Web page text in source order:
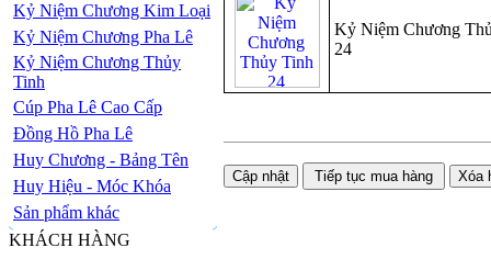
Kỷ Niệm Chương Kim Loại
Kỷ Niệm Chương Pha Lê
Kỷ Niệm Chương Thủy
Tinh
Cúp Pha Lê Cao Cấp
Đồng Hồ Pha Lê
Huy Chương - Bảng Tên
Huy Hiệu - Móc Khóa
Sản phẩm khác
KHÁCH HÀNG
Kỷ Niệm Chương
24